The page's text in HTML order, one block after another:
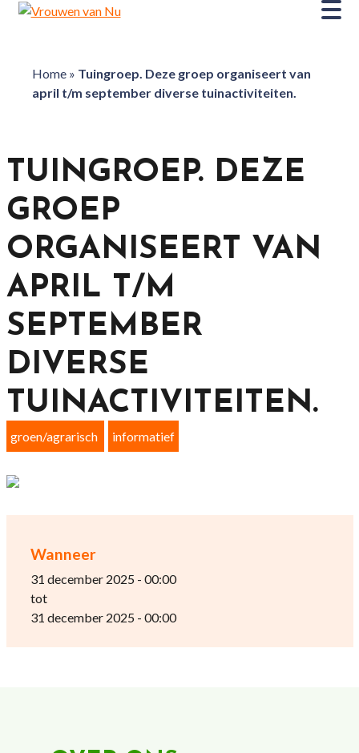
Home» Tuingroep. Deze groep organiseert van
april t/m september diverse tuinactiviteiten.
Wanneer
31 december 2025 - 00:00
tot
31 december 2025 - 00:00
TUINGROEP. DEZE
GROEP
ORGANISEERT VAN
APRIL T/M
SEPTEMBER
DIVERSE
TUINACTIVITEITEN.
groen/agrarisch informatief